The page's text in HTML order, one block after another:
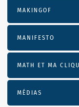
MAKINGOF
MANIFESTO
MATH ET MA
MÉDIAS